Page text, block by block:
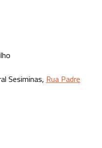
Sesiminas, Rua Padre